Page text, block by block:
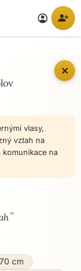
account_circle person_add
✕
vlasy,
vztah na
komunikace na
”
cm